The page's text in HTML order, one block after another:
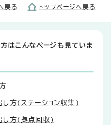
戻る トップページへ戻る
はこんなページも見ていま
し方(ステーション収集)
し方(拠点回収)